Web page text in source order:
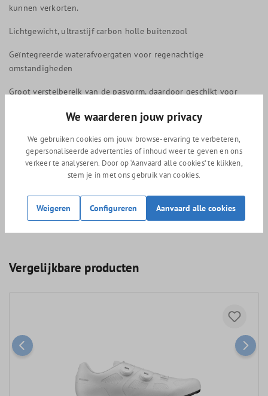
kunnen verkorten.
Lichtgewicht, ultrastijf carbon holle buitenzool
Geïntegreerde waterafvoergaten voor regenachtige
omstandigheden
Groot verstelbereik van de pasvorm, daardoor geschikt voor
Het best te combineren met het Shimano PD-R9100 Dura ace
pedaal.
236 gram (maat 42)
Vergelijkbare producten
We waarderen jouw privacy
We gebruiken cookies om jouw browse-ervaring te verbeteren,
gepersonaliseerde advertenties of inhoud weer te geven en ons
verkeer te analyseren. Door op ‘Aanvaard alle cookies’ te klikken,
stem je in met ons gebruik van cookies.
Weigeren Configureren Aanvaard alle cookies